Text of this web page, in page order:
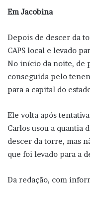
Em Jacobina
Depois de descer da
CAPS local e levado
No início da noite, de
conseguida pelo
para a capital do
Ele volta após
Carlos usou a quantia
descer da torre, mas
que foi levado para a
Da redação, com